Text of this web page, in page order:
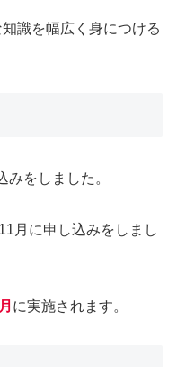
識を幅広く身につける
をしました。
月に申し込みをしまし
に実施されます。